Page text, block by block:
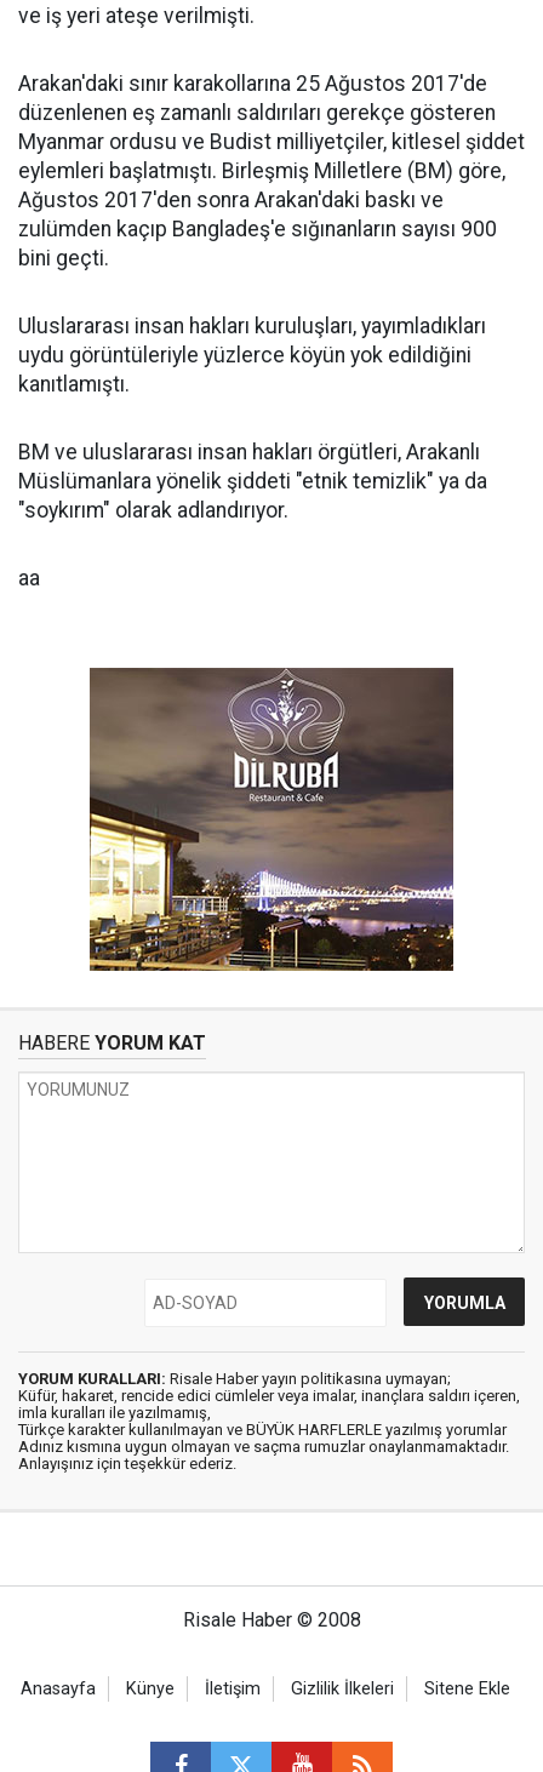
ve iş yeri ateşe verilmişti.
Arakan'daki sınır karakollarına 25 Ağustos 2017'de
düzenlenen eş zamanlı saldırıları gerekçe gösteren
Myanmar ordusu ve Budist milliyetçiler, kitlesel şiddet
eylemleri başlatmıştı. Birleşmiş Milletlere (BM) göre,
Ağustos 2017'den sonra Arakan'daki baskı ve
zulümden kaçıp Bangladeş'e sığınanların sayısı 900
bini geçti.
Uluslararası insan hakları kuruluşları, yayımladıkları
uydu görüntüleriyle yüzlerce köyün yok edildiğini
kanıtlamıştı.
BM ve uluslararası insan hakları örgütleri, Arakanlı
Müslümanlara yönelik şiddeti "etnik temizlik" ya da
"soykırım" olarak adlandırıyor.
aa
HABERE YORUM KAT
YORUM KURALLARI: Risale Haber yayın politikasına uymayan;
Küfür, hakaret, rencide edici cümleler veya imalar, inançlara saldırı içeren,
imla kuralları ile yazılmamış,
Türkçe karakter kullanılmayan ve BÜYÜK HARFLERLE yazılmış yorumlar
Adınız kısmına uygun olmayan ve saçma rumuzlar onaylanmamaktadır.
Anlayışınız için teşekkür ederiz.
Risale Haber © 2008
Anasayfa Künye İletişim Gizlilik İlkeleri Sitene Ekle